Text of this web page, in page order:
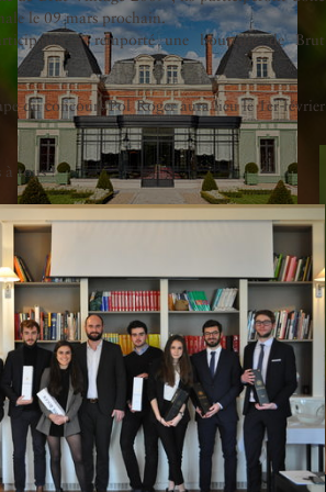
9 septembre 2025
Voir la vidéo des
vendanges 2025 chez
Pol Roger
le 09 mars prochain.
a remporté une bouteille de Brut
du concours Pol Roger aura lieu le 1er février
à tous !